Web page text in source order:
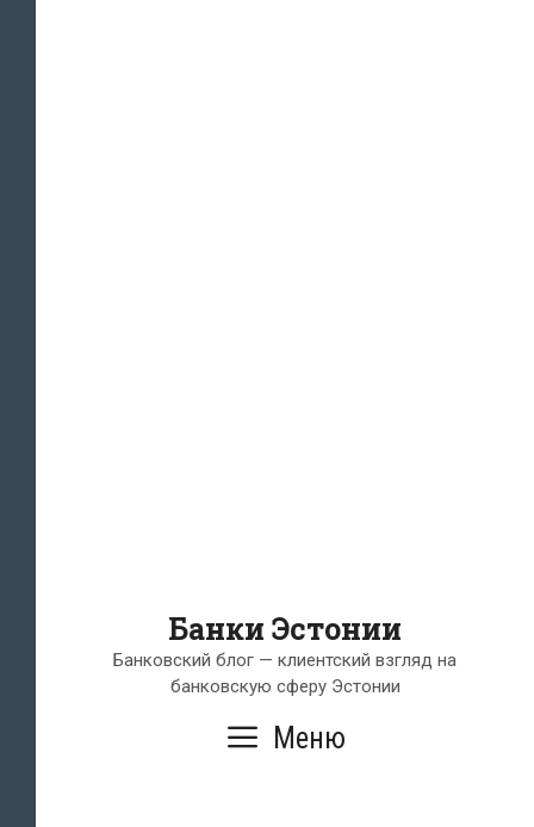
Банки Эстонии
Банковский блог — клиентский взгляд на
банковскую сферу Эстонии
Меню